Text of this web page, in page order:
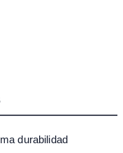
durabilidad